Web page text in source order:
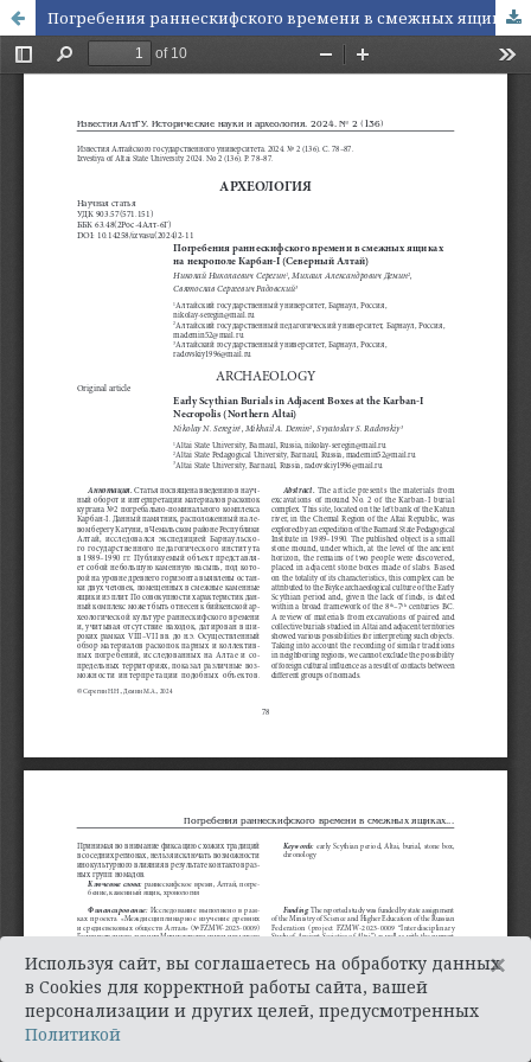
Погребения раннескифского времени в смежных ящиках на некрополе Карбан-I (Северный Алтай)
Используя сайт, вы соглашаетесь на обработку данных
в Cookies для корректной работы сайта, вашей
персонализации и других целей, предусмотренных
Политикой
×